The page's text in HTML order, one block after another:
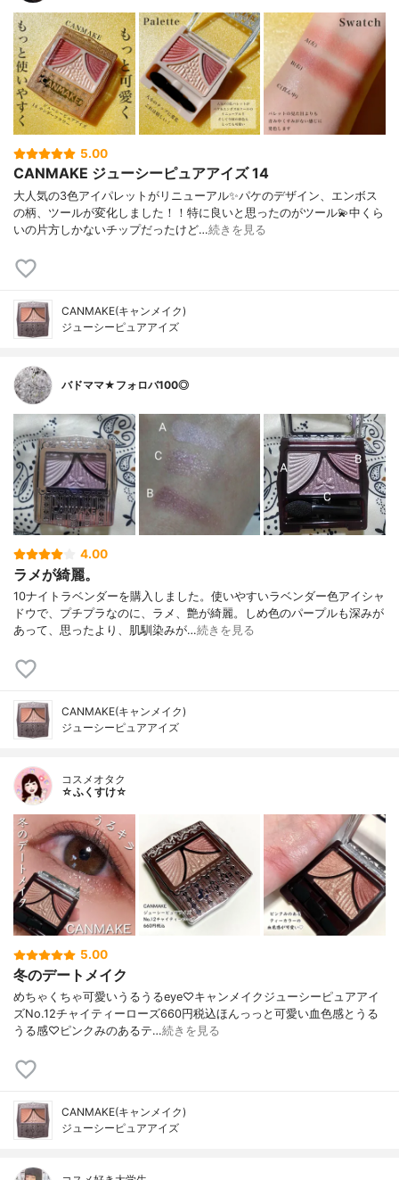
5.00
CANMAKE ジューシーピュアアイズ 14
大人気の3色アイパレットがリニューアル✨パケのデザイン、エンボス
の柄、ツールが変化しました！！特に良いと思ったのがツール💫中くら
いの片方しかないチップだったけど…続きを見る
CANMAKE(キャンメイク)
ジューシーピュアアイズ
バドママ★フォロバ100◎
4.00
ラメが綺麗。
10ナイトラベンダーを購入しました。使いやすいラベンダー色アイシャ
ドウで、プチプラなのに、ラメ、艶が綺麗。しめ色のパープルも深みが
あって、思ったより、肌馴染みが…続きを見る
CANMAKE(キャンメイク)
ジューシーピュアアイズ
コスメオタク
☆ふくすけ☆
5.00
冬のデートメイク
めちゃくちゃ可愛いうるうるeye♡キャンメイクジューシーピュアアイ
ズNo.12チャイティーローズ660円税込ほんっっと可愛い血色感とうる
うる感♡ピンクみのあるテ…続きを見る
CANMAKE(キャンメイク)
ジューシーピュアアイズ